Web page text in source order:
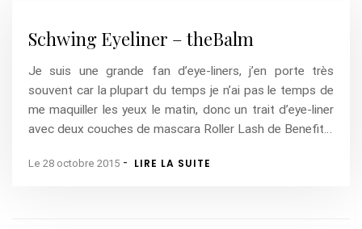
Schwing Eyeliner – theBalm
Je suis une grande fan d’eye-liners, j’en porte très
souvent car la plupart du temps je n’ai pas le temps de
me maquiller les yeux le matin, donc un trait d’eye-liner
avec deux couches de mascara Roller Lash de Benefit…
Le 28 octobre 2015 - LIRE LA SUITE